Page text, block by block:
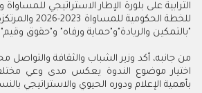
للخطة الحكومية
"بالتمكين والريادة"و"حماية ورفاه" و"حقوق وقيم".
من جانبه، أكد وزير الشباب والثقافة
اختيار موضوع الندوة يعكس مدى وعي مختلف
بأهمية الإعلام ودوره الحيوي والاستراتيجي